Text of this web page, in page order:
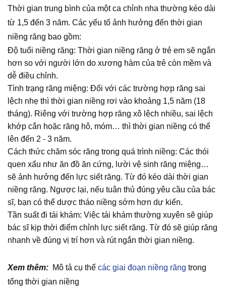
Thời gian trung bình của một ca chỉnh nha thường kéo dài
từ 1,5 đến 3 năm. Các yếu tố ảnh hưởng đến thời gian
niềng răng bao gồm:
Độ tuổi niềng răng: Thời gian niềng răng ở trẻ em sẽ ngắn
hơn so với người lớn do xương hàm của trẻ còn mềm và
dễ điều chỉnh.
Tình trạng răng miệng: Đối với các trường hợp răng sai
lệch nhẹ thì thời gian niềng rơi vào khoảng 1,5 năm (18
tháng). Riêng với trường hợp răng xô lệch nhiều, sai lệch
khớp cắn hoặc răng hô, móm… thì thời gian niềng có thể
lên đến 2 - 3 năm.
Cách thức chăm sóc răng trong quá trình niềng: Các thói
quen xấu như ăn đồ ăn cứng, lười vệ sinh răng miệng…
sẽ ảnh hưởng đến lực siết răng. Từ đó kéo dài thời gian
niềng răng. Ngược lại, nếu tuân thủ đúng yêu cầu của bác
sĩ, bạn có thể dược tháo niềng sớm hơn dự kiến.
Tần suất đi tái khám: Việc tái khám thường xuyên sẽ giúp
bác sĩ kịp thời điểm chỉnh lực siết răng. Từ đó sẽ giúp răng
nhanh về đúng vị trí hơn và rút ngắn thời gian niềng.
Xem thêm: Mô tả cụ thể các giai đoạn niềng răng trong
tổng thời gian niềng